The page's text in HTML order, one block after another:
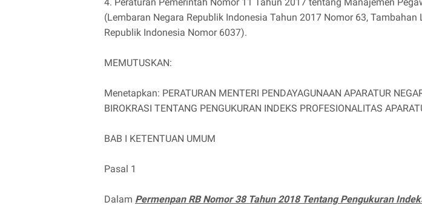
(Lembaran Negara Republik Indonesia Tahun 2017 Nomor 63, Tambahan
Republik Indonesia Nomor 6037).
MEMUTUSKAN:
Menetapkan: PERATURAN MENTERI PENDAYAGUNAAN APARATUR
BIROKRASI TENTANG PENGUKURAN INDEKS PROFESIONALITAS
BAB I KETENTUAN UMUM
Pasal 1
Dalam Permenpan RB Nomor 38 Tahun 2018 Tentang Pengukuran